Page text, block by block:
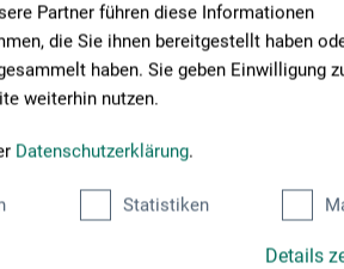
Partner führen diese Informationen
die Sie ihnen bereitgestellt haben
haben. Sie geben Einwilligung
weiterhin nutzen.
Datenschutzerklärung.
Statistiken
Details
(0)